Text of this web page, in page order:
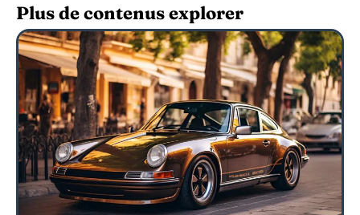
Plus de contenus explorer